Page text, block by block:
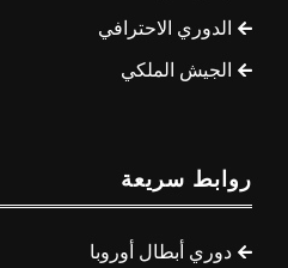
الدوري الاحترافي
الجيش الملكي
روابط سريعة
دوري أبطال أوروبا